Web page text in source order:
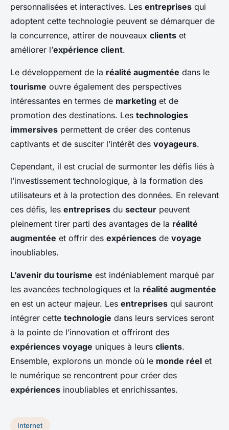
personnalisées et interactives. Les entreprises qui
adoptent cette technologie peuvent se démarquer de
la concurrence, attirer de nouveaux clients et
améliorer l’expérience client.
Le développement de la réalité augmentée dans le
tourisme ouvre également des perspectives
intéressantes en termes de marketing et de
promotion des destinations. Les technologies
immersives permettent de créer des contenus
captivants et de susciter l’intérêt des voyageurs.
Cependant, il est crucial de surmonter les défis liés à
l’investissement technologique, à la formation des
utilisateurs et à la protection des données. En relevant
ces défis, les entreprises du secteur peuvent
pleinement tirer parti des avantages de la réalité
augmentée et offrir des expériences de voyage
inoubliables.
L’avenir du tourisme est indéniablement marqué par
les avancées technologiques et la réalité augmentée
en est un acteur majeur. Les entreprises qui sauront
intégrer cette technologie dans leurs services seront
à la pointe de l’innovation et offriront des
expériences voyage uniques à leurs clients.
Ensemble, explorons un monde où le monde réel et
le numérique se rencontrent pour créer des
expériences inoubliables et enrichissantes.
Internet